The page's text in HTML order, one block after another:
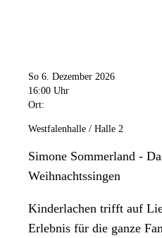
So 6. Dezember 2026
16:00 Uhr
Ort:
Westfalenhalle / Halle 2
Simone Sommerland -
Weihnachtssingen
Kinderlachen trifft auf
Erlebnis für die ganze